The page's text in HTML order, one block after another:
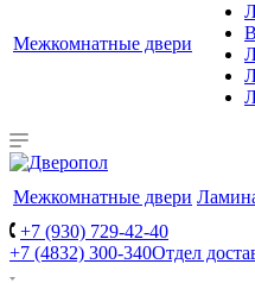
Межкомнатные двери
Межкомнатные двери
+7 (930) 729-42-40
+7 (4832) 300-340Отдел